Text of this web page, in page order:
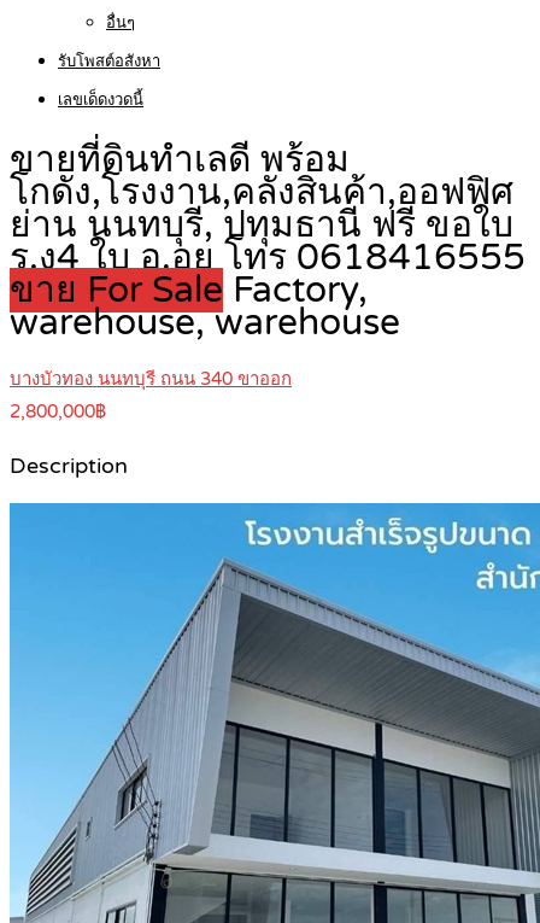
อื่นๆ
รับโพสต์อสังหา
เลขเด็ดงวดนี้
ขายที่ดินทำเลดี พร้อม
โกดัง,โรงงาน,คลังสินค้า,ออฟฟิศ
ย่าน นนทบุรี, ปทุมธานี ฟรี ขอใบ
ร.ง4 ใบ อ.อย โทร 0618416555
ขาย For Sale Factory,
warehouse, warehouse
บางบัวทอง นนทบุรี ถนน 340 ขาออก
2,800,000฿
Description